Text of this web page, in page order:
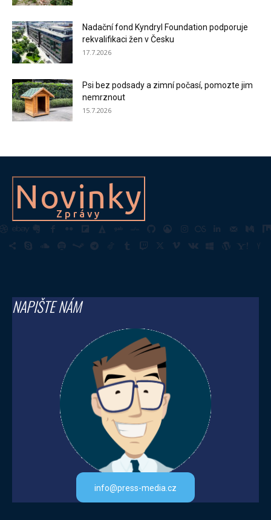
Nadační fond Kyndryl Foundation podporuje
rekvalifikaci žen v Česku
17.7.2026
Psi bez podsady a zimní počasí, pomozte jim
nemrznout
15.7.2026
Novinky
Zprávy
NAPIŠTE NÁM
info@press-media.cz